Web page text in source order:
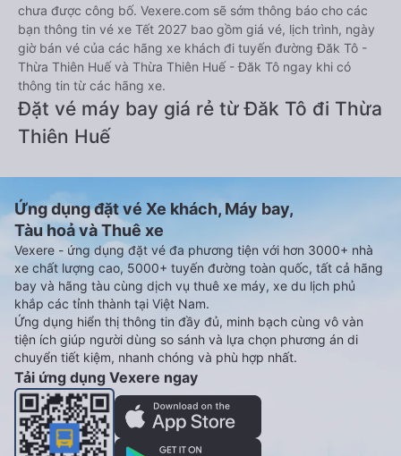
chưa được công bố. Vexere.com sẽ sớm thông báo cho các
bạn thông tin vé xe Tết 2027 bao gồm giá vé, lịch trình, ngày
giờ bán vé của các hãng xe khách đi tuyến đường Đăk Tô -
Thừa Thiên Huế và Thừa Thiên Huế - Đăk Tô ngay khi có
thông tin từ các hãng xe.
Đặt vé máy bay giá rẻ từ Đăk Tô đi Thừa
Thiên Huế
Ứng dụng đặt vé Xe khách, Máy bay,
Tàu hoả và Thuê xe
Vexere - ứng dụng đặt vé đa phương tiện với hơn 3000+ nhà
xe chất lượng cao, 5000+ tuyến đường toàn quốc, tất cả hãng
bay và hãng tàu cùng dịch vụ thuê xe máy, xe du lịch phủ
khắp các tỉnh thành tại Việt Nam.
Ứng dụng hiển thị thông tin đầy đủ, minh bạch cùng vô vàn
tiện ích giúp người dùng so sánh và lựa chọn phương án di
chuyển tiết kiệm, nhanh chóng và phù hợp nhất.
Tải ứng dụng Vexere ngay